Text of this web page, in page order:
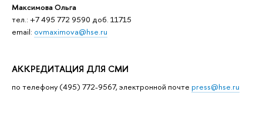
Максимова Ольга
тел.: +7 495 772 9590 доб. 11715
email: ovmaximova@hse.ru
АККРЕДИТАЦИЯ ДЛЯ СМИ
по телефону (495) 772-9567, электронной почте press@hse.ru